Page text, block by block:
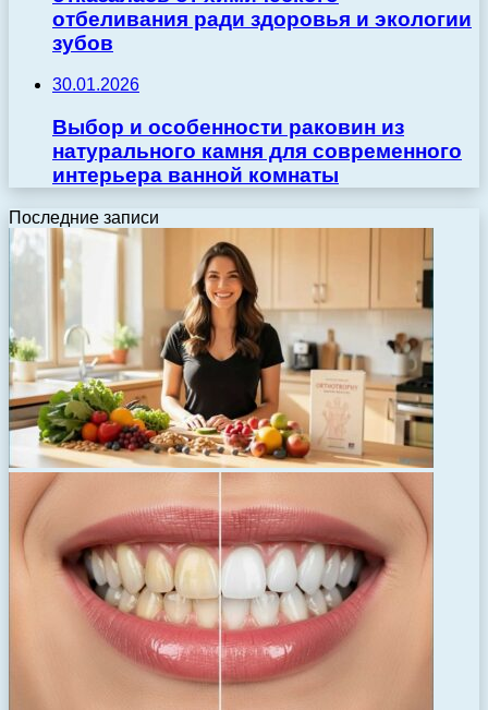
отбеливания ради здоровья и экологии
зубов
30.01.2026
Выбор и особенности раковин из
натурального камня для современного
интерьера ванной комнаты
Последние записи